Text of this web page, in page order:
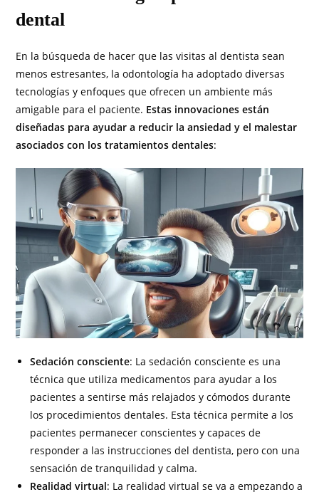
dental
En la búsqueda de hacer que las visitas al dentista sean
menos estresantes, la odontología ha adoptado diversas
tecnologías y enfoques que ofrecen un ambiente más
amigable para el paciente. Estas innovaciones están
diseñadas para ayudar a reducir la ansiedad y el malestar
asociados con los tratamientos dentales:
Sedación consciente: La sedación consciente es una
técnica que utiliza medicamentos para ayudar a los
pacientes a sentirse más relajados y cómodos durante
los procedimientos dentales. Esta técnica permite a los
pacientes permanecer conscientes y capaces de
responder a las instrucciones del dentista, pero con una
sensación de tranquilidad y calma.
Realidad virtual: La realidad virtual se va a empezando a